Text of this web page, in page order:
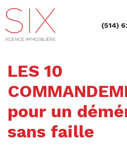
(514)
LES 10
pour un
sans faille